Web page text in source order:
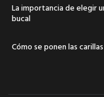
La importancia de elegir
bucal
Cómo se ponen las